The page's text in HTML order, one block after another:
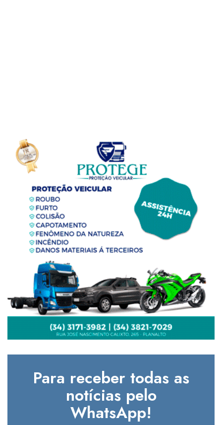
Para receber todas as
notícias pelo
WhatsApp!